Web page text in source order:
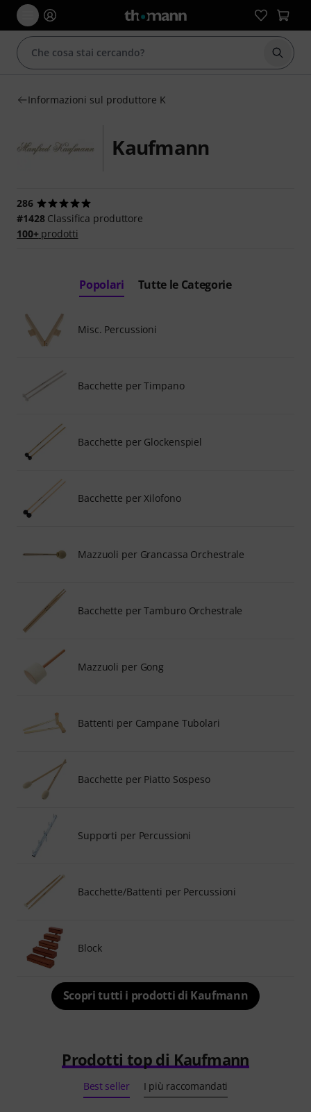
Informazioni sul produttore K
Kaufmann
286
#1428Classifica produttore
100+prodotti
Popolari Tutte le Categorie
Misc. Percussioni
Bacchette per Timpano
Bacchette per Glockenspiel
Bacchette per Xilofono
Mazzuoli per Grancassa Orchestrale
Bacchette per Tamburo Orchestrale
Mazzuoli per Gong
Battenti per Campane Tubolari
Bacchette per Piatto Sospeso
Supporti per Percussioni
Bacchette/Battenti per Percussioni
Block
Scopri tutti i prodotti di Kaufmann
Prodotti top di Kaufmann
Best seller I più raccomandati